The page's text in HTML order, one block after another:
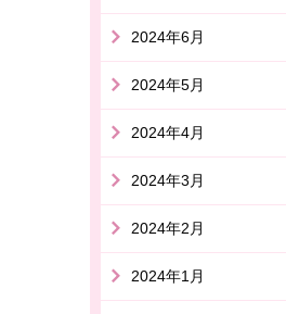
2024年6月
2024年5月
2024年4月
2024年3月
2024年2月
2024年1月